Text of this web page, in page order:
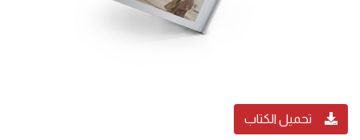
تحميل الكتاب